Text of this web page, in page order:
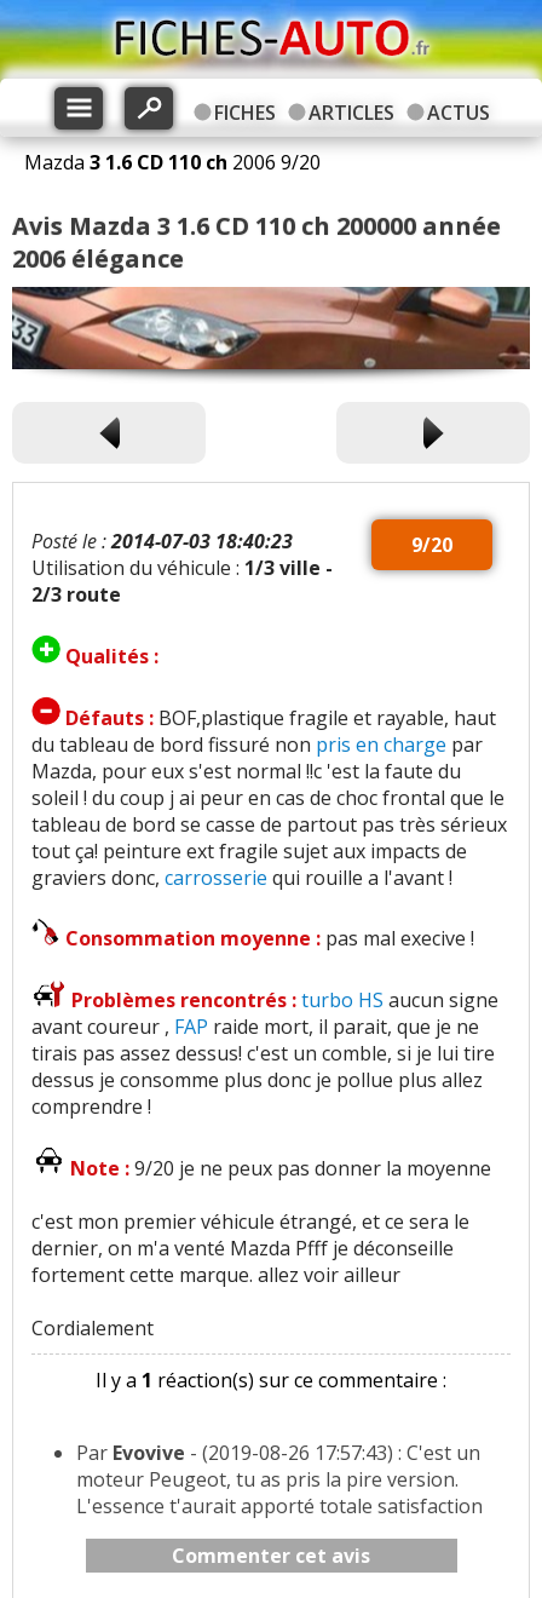
FICHES ARTICLES
ACTUS
Mazda 3 1.6 CD 110 ch 2006 9/20
Avis Mazda 3 1.6 CD 110 ch 200000 année
2006 élégance
9/20
Posté le :2014-07-03 18:40:23
Utilisation du véhicule : 1/3 ville -
2/3 route
Qualités :
Défauts : BOF,plastique fragile et rayable, haut
du tableau de bord fissuré non pris en charge par
Mazda, pour eux s'est normal !!c 'est la faute du
soleil ! du coup j ai peur en cas de choc frontal que le
tableau de bord se casse de partout pas très sérieux
tout ça! peinture ext fragile sujet aux impacts de
graviers donc, carrosserie qui rouille a l'avant !
Consommation moyenne : pas mal execive !
Problèmes rencontrés :turbo HS aucun signe
avant coureur , FAP raide mort, il parait, que je ne
tirais pas assez dessus! c'est un comble, si je lui tire
dessus je consomme plus donc je pollue plus allez
comprendre !
Note :9/20 je ne peux pas donner la moyenne
c'est mon premier véhicule étrangé, et ce sera le
dernier, on m'a venté Mazda Pfff je déconseille
fortement cette marque. allez voir ailleur
Cordialement
Il y a 1 réaction(s) sur ce commentaire :
Par Evovive - (2019-08-26 17:57:43) : C'est un
moteur Peugeot, tu as pris la pire version.
L'essence t'aurait apporté totale satisfaction
Commenter cet avis